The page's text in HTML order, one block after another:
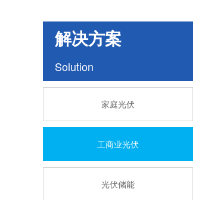
解决方案
Solution
家庭光伏
工商业光伏
光伏储能